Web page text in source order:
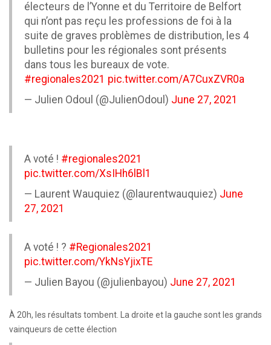
électeurs de l’Yonne et du Territoire de Belfort
qui n’ont pas reçu les professions de foi à la
suite de graves problèmes de distribution, les 4
bulletins pour les régionales sont présents
dans tous les bureaux de vote.
#regionales2021 pic.twitter.com/A7CuxZVR0a
— Julien Odoul (@JulienOdoul) June 27, 2021
A voté ! #regionales2021
pic.twitter.com/XsIHh6lBl1
— Laurent Wauquiez (@laurentwauquiez) June
27, 2021
A voté ! ? #Regionales2021
pic.twitter.com/YkNsYjixTE
— Julien Bayou (@julienbayou) June 27, 2021
À 20h, les résultats tombent. La droite et la gauche sont les grands
vainqueurs de cette élection